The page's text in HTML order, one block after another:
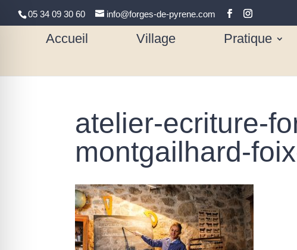
05 34 09 30 60 info@forges-de-pyrene.com
Accueil Village Pratique
atelier-ecriture-
montgailhard-